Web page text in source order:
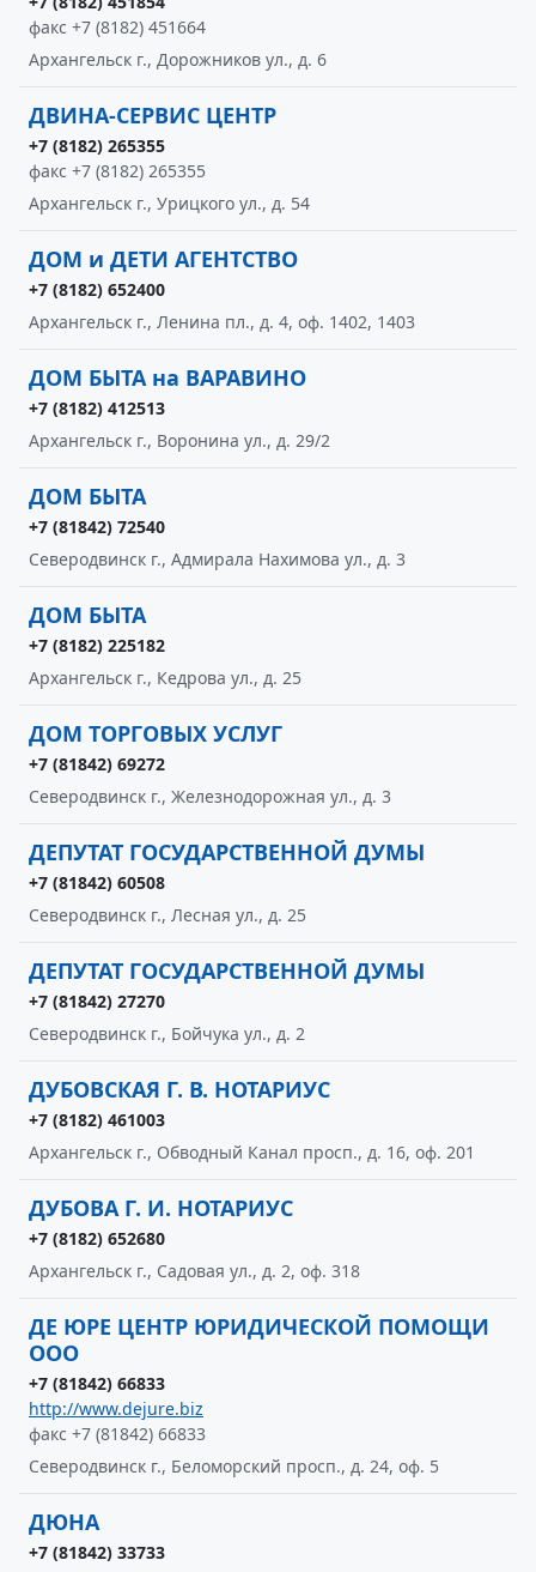
факс +7 (8182) 451664
Архангельск г., Дорожников ул., д. 6
ДВИНА-СЕРВИС ЦЕНТР
+7 (8182) 265355
факс +7 (8182) 265355
Архангельск г., Урицкого ул., д. 54
ДОМ и ДЕТИ АГЕНТСТВО
+7 (8182) 652400
Архангельск г., Ленина пл., д. 4, оф. 1402, 1403
ДОМ БЫТА на ВАРАВИНО
+7 (8182) 412513
Архангельск г., Воронина ул., д. 29/2
ДОМ БЫТА
+7 (81842) 72540
Северодвинск г., Адмирала Нахимова ул., д. 3
ДОМ БЫТА
+7 (8182) 225182
Архангельск г., Кедрова ул., д. 25
ДОМ ТОРГОВЫХ УСЛУГ
+7 (81842) 69272
Северодвинск г., Железнодорожная ул., д. 3
ДЕПУТАТ ГОСУДАРСТВЕННОЙ ДУМЫ
+7 (81842) 60508
Северодвинск г., Лесная ул., д. 25
ДЕПУТАТ ГОСУДАРСТВЕННОЙ ДУМЫ
+7 (81842) 27270
Северодвинск г., Бойчука ул., д. 2
ДУБОВСКАЯ Г. В. НОТАРИУС
+7 (8182) 461003
Архангельск г., Обводный Канал просп., д. 16, оф. 201
ДУБОВА Г. И. НОТАРИУС
+7 (8182) 652680
Архангельск г., Садовая ул., д. 2, оф. 318
ДЕ ЮРЕ ЦЕНТР ЮРИДИЧЕСКОЙ ПОМОЩИ
ООО
+7 (81842) 66833
http://www.dejure.biz
факс +7 (81842) 66833
Северодвинск г., Беломорский просп., д. 24, оф. 5
ДЮНА
+7 (81842) 33733